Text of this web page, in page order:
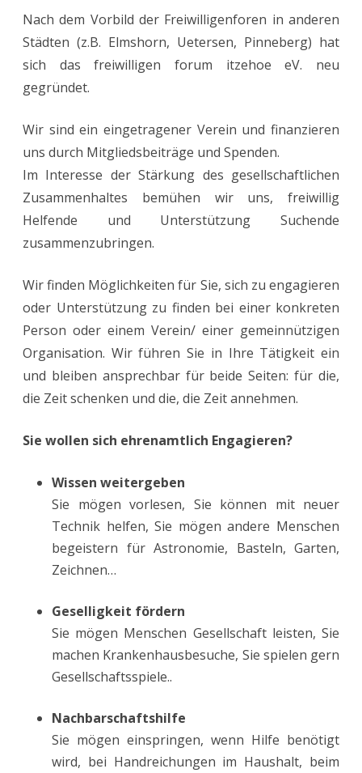
Nach dem Vorbild der Freiwilligenforen in anderen
Städten (z.B. Elmshorn, Uetersen, Pinneberg) hat
sich das freiwilligen forum itzehoe eV. neu
gegründet.
Wir sind ein eingetragener Verein und finanzieren
uns durch Mitgliedsbeiträge und Spenden.
Im Interesse der Stärkung des gesellschaftlichen
Zusammenhaltes bemühen wir uns, freiwillig
Helfende und Unterstützung Suchende
zusammenzubringen.
Wir finden Möglichkeiten für Sie, sich zu engagieren
oder Unterstützung zu finden bei einer konkreten
Person oder einem Verein/ einer gemeinnützigen
Organisation. Wir führen Sie in Ihre Tätigkeit ein
und bleiben ansprechbar für beide Seiten: für die,
die Zeit schenken und die, die Zeit annehmen.
Sie wollen sich ehrenamtlich Engagieren?
Wissen weitergeben
Sie mögen vorlesen, Sie können mit neuer
Technik helfen, Sie mögen andere Menschen
begeistern für Astronomie, Basteln, Garten,
Zeichnen…
Geselligkeit fördern
Sie mögen Menschen Gesellschaft leisten, Sie
machen Krankenhausbesuche, Sie spielen gern
Gesellschaftsspiele..
Nachbarschaftshilfe
Sie mögen einspringen, wenn Hilfe benötigt
wird, bei Handreichungen im Haushalt, beim